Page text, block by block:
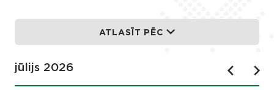
ATLASĪT PĒC
jūlijs 2026